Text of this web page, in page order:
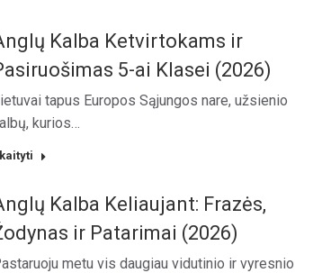
Kalba Ketvirtokams ir
5-ai Klasei (2026)
tapus Europos Sąjungos nare, užsienio
kurios…
Kalba Keliaujant: Frazės,
ir Patarimai (2026)
metu vis daugiau vidutinio ir vyresnio